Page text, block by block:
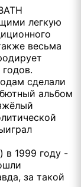
легкую
весьма
сделали
альбом
в 1999 году -
за такой